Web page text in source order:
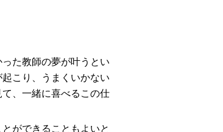
た教師の夢が叶うとい
こり、うまくいかない
、一緒に喜べるこの仕
ができることもよいと